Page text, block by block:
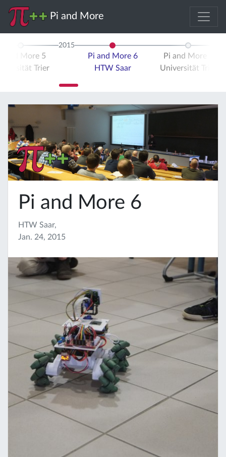
Pi and More
and More 5
Trier
2015
Pi and More 6
HTW Saar
Pi and More 7
Universität Trier
Pi and More 6
HTW Saar,
Jan. 24, 2015